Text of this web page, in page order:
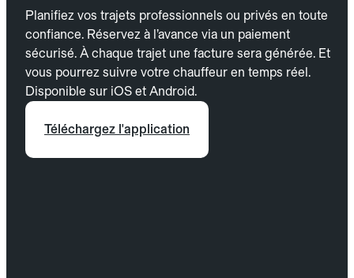
Planifiez vos trajets professionnels ou privés en toute
confiance. Réservez à l’avance via un paiement
sécurisé. À chaque trajet une facture sera générée. Et
vous pourrez suivre votre chauffeur en temps réel.
Disponible sur iOS et Android.
Téléchargez l'application